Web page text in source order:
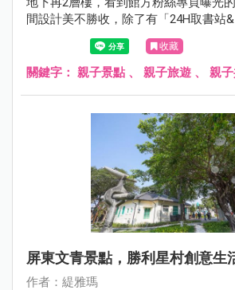
間設計美不勝收，除了有「24H取書站&
線消毒書本機(喜歡這個功能)、視廳室
廂討論室、幼童五感探索區、烏邦圖
令人期待！
收藏
關鍵字： 親子景點 、 親子旅遊 、 親
屏東文青景點，勝利星村創意生
作者：緹雅瑪